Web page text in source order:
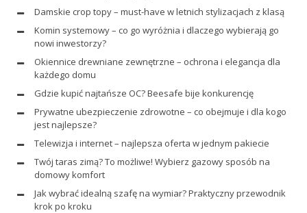
Damskie crop topy – must-have w letnich stylizacjach z klasą
Komin systemowy – co go wyróżnia i dlaczego wybierają go
nowi inwestorzy?
Okiennice drewniane zewnętrzne – ochrona i elegancja dla
każdego domu
Gdzie kupić najtańsze OC? Beesafe bije konkurencję
Prywatne ubezpieczenie zdrowotne – co obejmuje i dla kogo
jest najlepsze?
Telewizja i internet – najlepsza oferta w jednym pakiecie
Twój taras zimą? To możliwe! Wybierz gazowy sposób na
domowy komfort
Jak wybrać idealną szafę na wymiar? Praktyczny przewodnik
krok po kroku